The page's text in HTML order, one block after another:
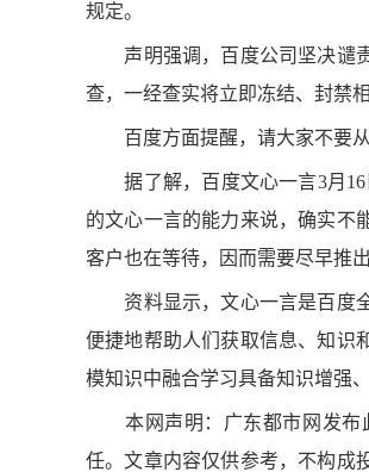
规定。
声明强调，百度公司坚决谴责
查，一经查实将立即冻结、封禁
百度方面提醒，请大家不要从
据了解，百度文心一言3月16
的文心一言的能力来说，确实不
客户也在等待，因而需要尽早推
资料显示，文心一言是百度全
便捷地帮助人们获取信息、知识
模知识中融合学习具备知识增强
本网声明：广东都市网发布
任。文章内容仅供参考，不构成